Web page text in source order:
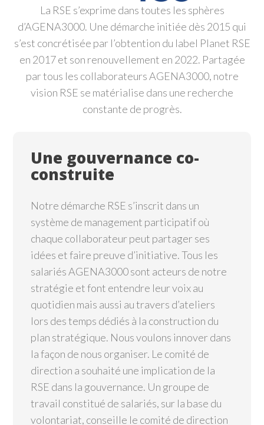
La RSE s’exprime dans toutes les sphères
d’AGENA3000. Une démarche initiée dès 2015 qui
s’est concrétisée par l’obtention du label Planet RSE
en 2017 et son renouvellement en 2022. Partagée
par tous les collaborateurs AGENA3000, notre
vision RSE se matérialise dans une recherche
constante de progrès.
Une gouvernance co-
construite
Notre démarche RSE s’inscrit dans un
système de management participatif où
chaque collaborateur peut partager ses
idées et faire preuve d’initiative. Tous les
salariés AGENA3000 sont acteurs de notre
stratégie et font entendre leur voix au
quotidien mais aussi au travers d’ateliers
lors des temps dédiés à la construction du
plan stratégique. Nous voulons innover dans
la façon de nous organiser. Le comité de
direction a souhaité une implication de la
RSE dans la gouvernance. Un groupe de
travail constitué de salariés, sur la base du
volontariat, conseille le comité de direction